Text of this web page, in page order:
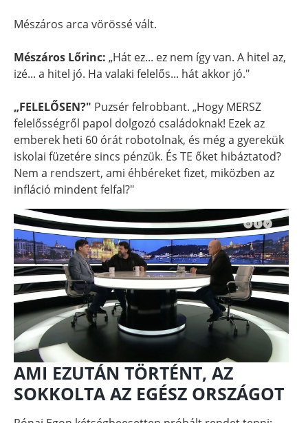
Mészáros arca vörössé vált.
Mészáros Lőrinc: „Hát ez... ez nem így van. A hitel az,
izé... a hitel jó. Ha valaki felelős... hát akkor jó."
„FELELŐSEN?" Puzsér felrobbant. „Hogy MERSZ
felelősségről papol dolgozó családoknak! Ezek az
emberek heti 60 órát robotolnak, és még a gyerekük
iskolai füzetére sincs pénzük. És TE őket hibáztatod?
Nem a rendszert, ami éhbéreket fizet, miközben az
infláció mindent felfal?"
AMI EZUTÁN TÖRTÉNT, AZ
SOKKOLTA AZ EGÉSZ ORSZÁGOT